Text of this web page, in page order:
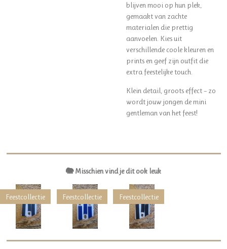
blijven mooi op hun plek,
gemaakt van zachte
materialen die prettig
aanvoelen. Kies uit
verschillende coole kleuren en
prints en geef zijn outfit die
extra feestelijke touch.
Klein detail, groots effect – zo
wordt jouw jongen de mini
gentleman van het feest!
🐘 Misschien vind je dit ook leuk
Feestcollectie Feestcollectie Feestcollectie